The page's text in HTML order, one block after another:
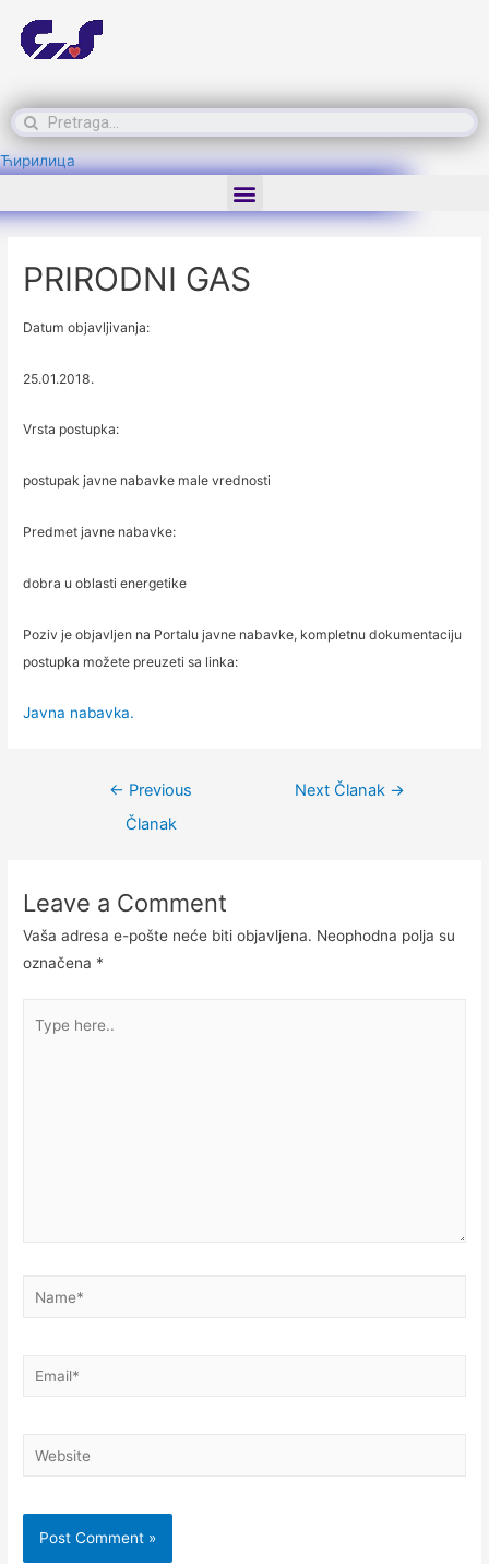
Ћирилица
PRIRODNI GAS
Datum objavljivanja:
25.01.2018.
Vrsta postupka:
postupak javne nabavke male vrednosti
Predmet javne nabavke:
dobra u oblasti energetike
Poziv je objavljen na Portalu javne nabavke, kompletnu dokumentaciju
postupka možete preuzeti sa linka:
Javna nabavka.
← Previous
Članak
Next Članak →
Leave a Comment
Vaša adresa e-pošte neće biti objavljena. Neophodna polja su
označena *